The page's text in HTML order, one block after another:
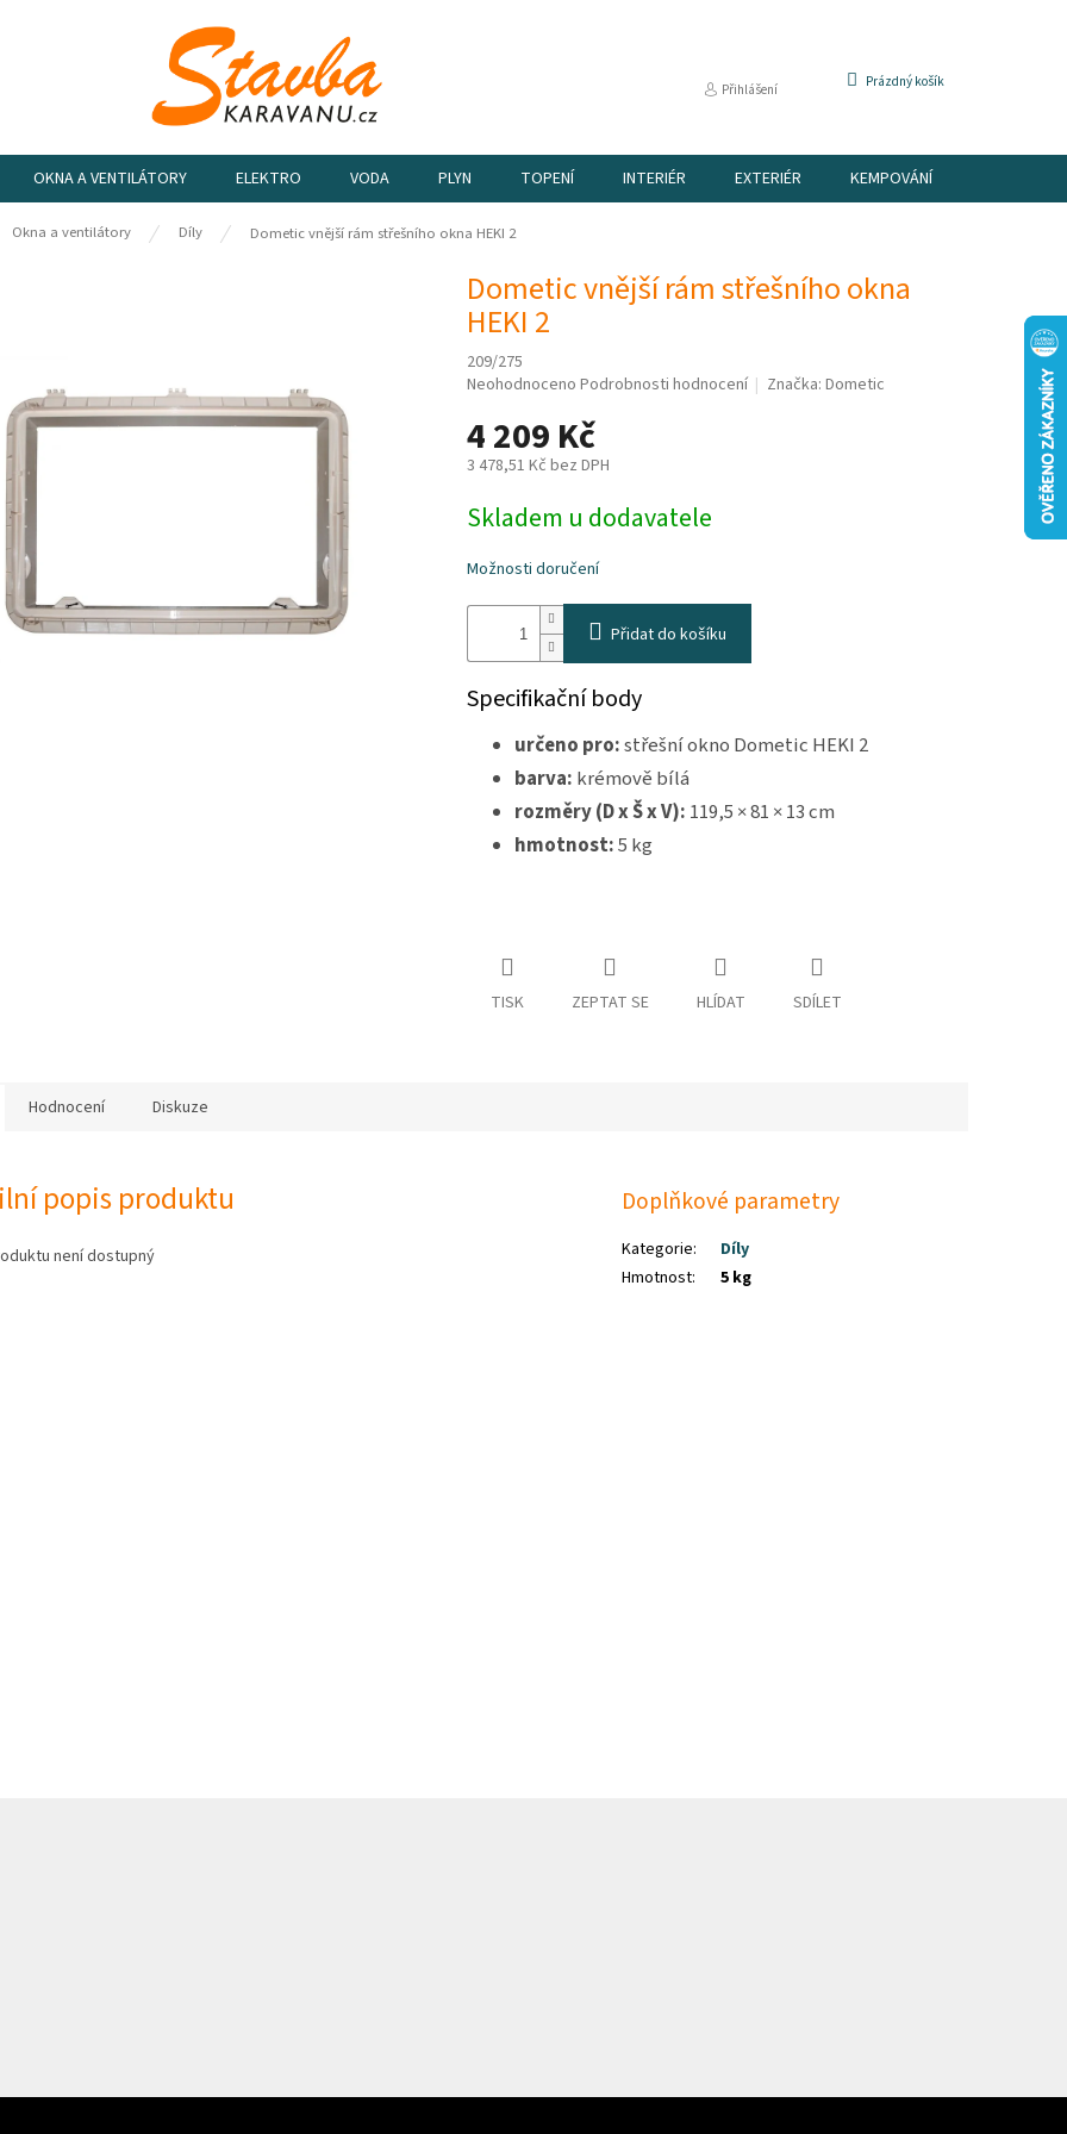
Přihlášení
NÁKUPNÍ
Prázdný košík
OKNA A VENTILÁTORY ELEKTRO VODA PLYN TOPENÍ INTERIÉR EXTERIÉR KEMPOVÁNÍ
Okna a ventilátory Díly Dometic vnější rám střešního okna HEKI 2
Dometic vnější rám střešního okna
HEKI 2
209/275
Průměrné
produktu
je
0,0
5
Neohodnoceno Podrobnosti hodnocení Značka:Dometic
4 209 Kč
3 478,51 Kč bez DPH
cena:
Skladem u dodavatele
Možnosti doručení
Přidat do košíku
Specifikační body
určeno pro:střešní okno Dometic HEKI 2
barva: krémově bílá
rozměry (D x Š x V): 119,5 × 81 × 13 cm
hmotnost:5 kg
TISK ZEPTAT SE HLÍDAT SDÍLET
Hodnocení Diskuze
popis produktu
není dostupný
Doplňkové parametry
Kategorie:
Díly
Hmotnost: 5 kg